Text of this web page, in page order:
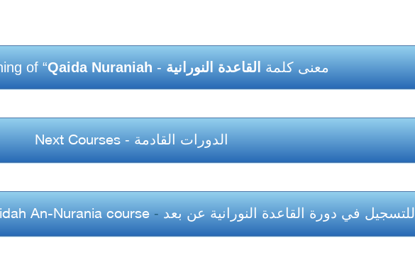
معنى كلمة القاعدة النورانية - The meaning of “
Qaida Nuraniah
الدورات القادمة -
Next Courses
للتسجيل في دورة القاعدة النورانية عن بعد -
An-Nurania course